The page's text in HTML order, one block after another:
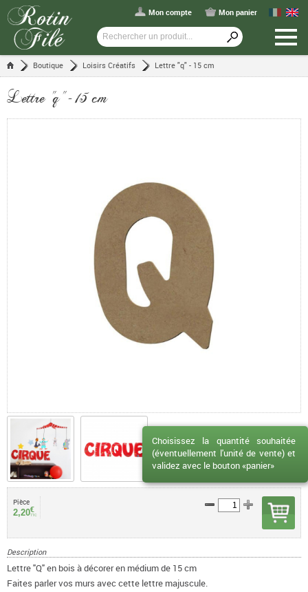
Mon compte Mon panier
Boutique Loisirs Créatifs Lettre "q" - 15 cm
Lettre "q" - 15 cm
Pièce
2,20€
TTC
Description
Lettre "Q" en bois à décorer en médium de 15 cm
Faites parler vos murs avec cette lettre majuscule.
Choisissez la quantité souhaitée
(éventuellement l'unité de vente) et
validez avec le bouton «panier»